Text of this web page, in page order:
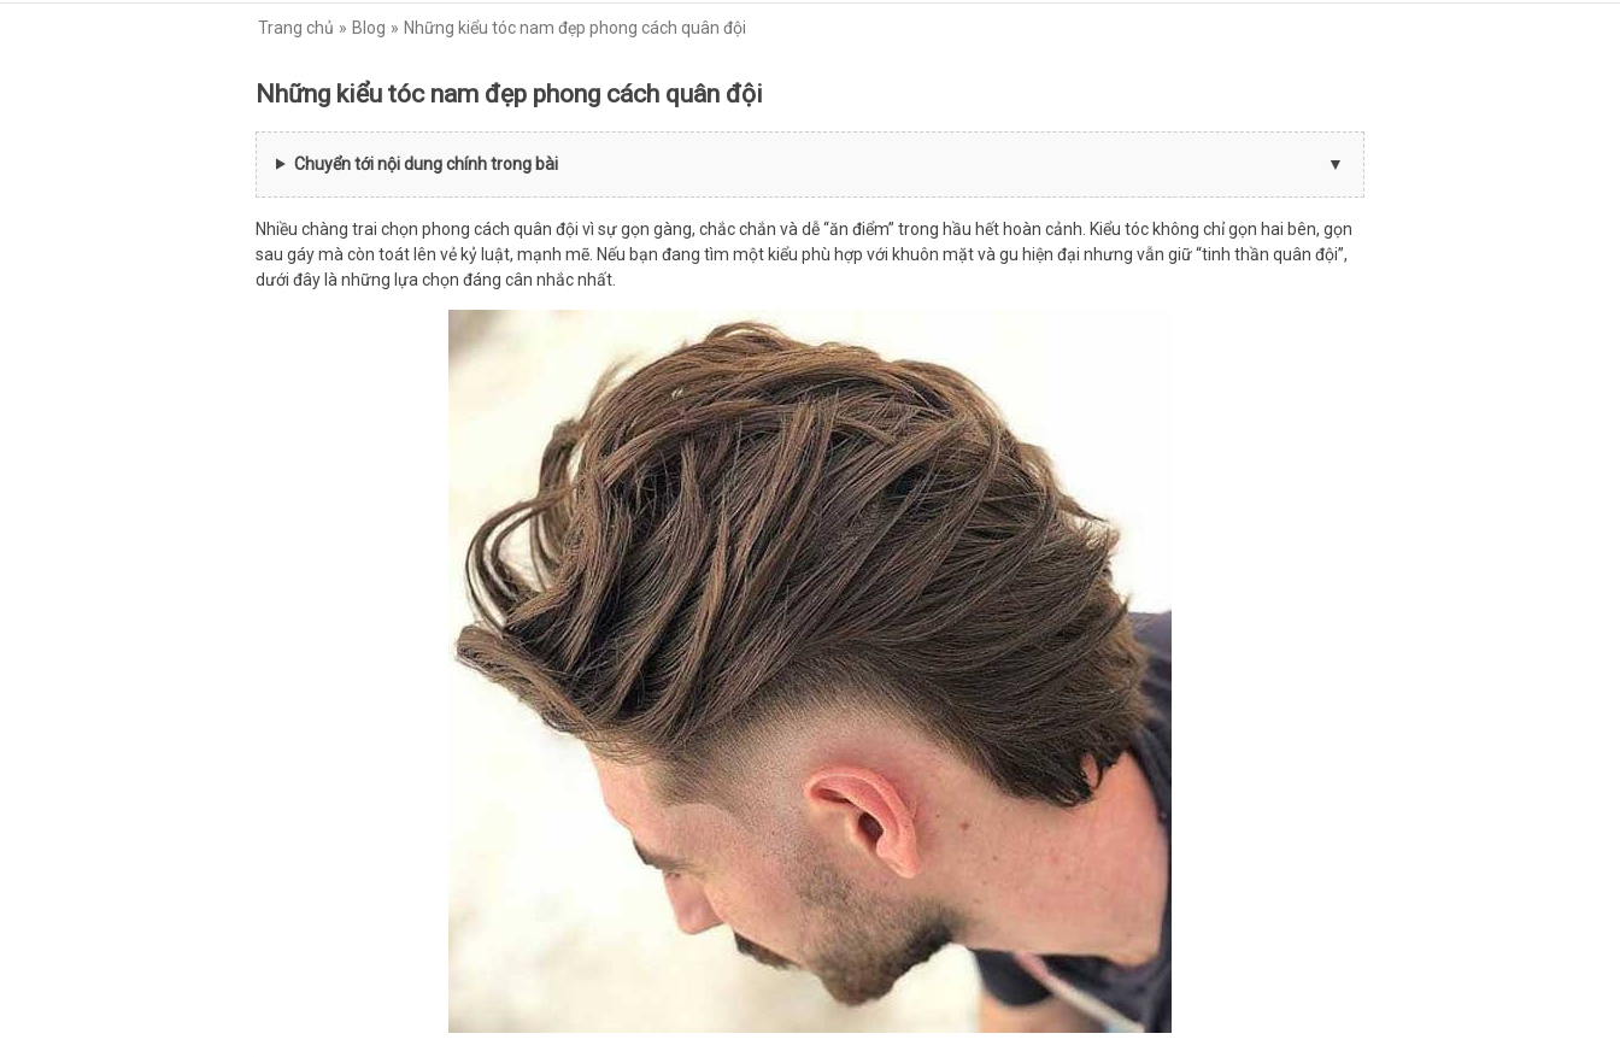
Trang chủ Blog Những kiểu tóc nam đẹp phong cách quân đội
Những kiểu tóc nam đẹp phong cách quân đội
Chuyển tới nội dung chính trong bài
Nhiều chàng trai chọn phong cách quân đội vì sự gọn gàng, chắc chắn và dễ “ăn điểm” trong hầu hết hoàn cảnh. Kiểu tóc không chỉ gọn hai bên, gọn
sau gáy mà còn toát lên vẻ kỷ luật, mạnh mẽ. Nếu bạn đang tìm một kiểu phù hợp với khuôn mặt và gu hiện đại nhưng vẫn giữ “tinh thần quân đội”,
dưới đây là những lựa chọn đáng cân nhắc nhất.